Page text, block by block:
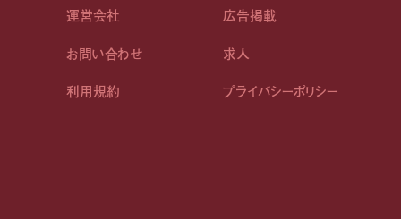
運営会社
広告掲載
お問い合わせ
求人
利用規約 プライバシーポリシー